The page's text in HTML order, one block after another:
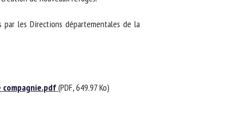
les Directions départementales de la
(PDF, 649.97 Ko)